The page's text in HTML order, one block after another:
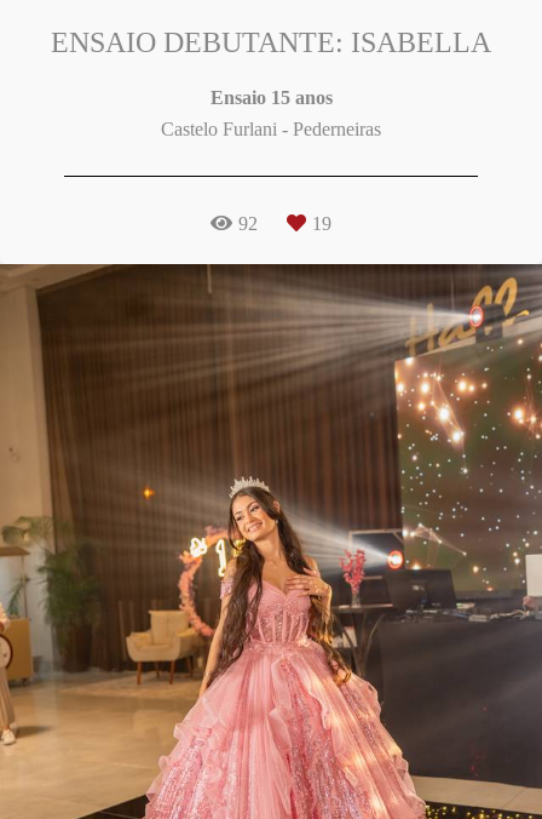
ENSAIO DEBUTANTE: ISABELLA
Ensaio 15 anos
Castelo Furlani - Pederneiras
92 19